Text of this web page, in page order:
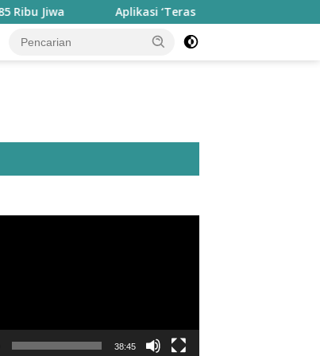
Aplikasi ‘Teras Pendidikan’ Disiapkan untuk
38:45